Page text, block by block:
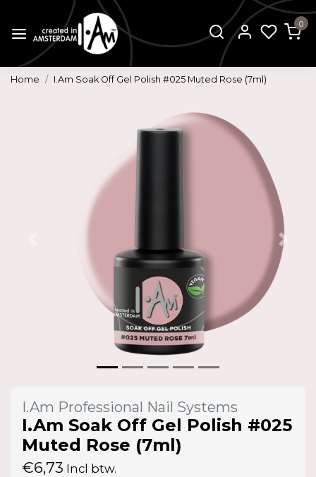
0
Home I.Am Soak Off Gel Polish #025 Muted Rose (7ml)
I.Am Professional Nail Systems
I.Am Soak Off Gel Polish #025
Muted Rose (7ml)
€6,73 Incl btw.